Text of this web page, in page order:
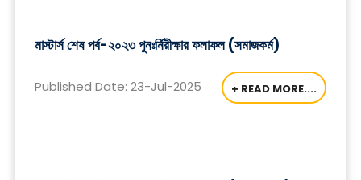
মাস্টার্স শেষ পর্ব-২০২৩ পুনঃর্নিরীক্ষার ফলাফল (সমাজকর্ম)
Published Date: 23-Jul-2025 + READ MORE....